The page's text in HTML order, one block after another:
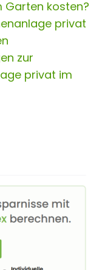
Garten kosten?
privat
zur
privat im